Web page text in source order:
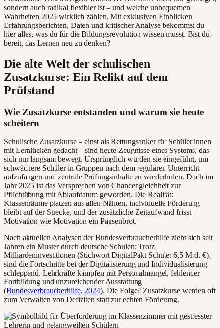
sondern auch radikal flexibler ist – und welche unbequemen
Wahrheiten 2025 wirklich zählen. Mit exklusiven Einblicken,
Erfahrungsberichten, Daten und kritischer Analyse bekommst du
hier alles, was du für die Bildungsrevolution wissen musst. Bist du
bereit, das Lernen neu zu denken?
Die alte Welt der schulischen
Zusatzkurse: Ein Relikt auf dem
Prüfstand
Wie Zusatzkurse entstanden und warum sie heute
scheitern
Schulische Zusatzkurse – einst als Rettungsanker für Schüler:innen
mit Lernlücken gedacht – sind heute Zeugnisse eines Systems, das
sich nur langsam bewegt. Ursprünglich wurden sie eingeführt, um
schwächere Schüler in Gruppen nach dem regulären Unterricht
aufzufangen und zentrale Prüfungsinhalte zu wiederholen. Doch im
Jahr 2025 ist das Versprechen von Chancengleichheit zur
Pflichtübung mit Ablaufdatum geworden. Die Realität:
Klassenräume platzen aus allen Nähten, individuelle Förderung
bleibt auf der Strecke, und der zusätzliche Zeitaufwand frisst
Motivation wie Motivation ein Pausenbrot.
Nach aktuellen Analysen der Bundesverbraucherhilfe zieht sich seit
Jahren ein Muster durch deutsche Schulen: Trotz
Milliardeninvestitionen (Stichwort DigitalPakt Schule: 6,5 Mrd. €),
sind die Fortschritte bei der Digitalisierung und Individualisierung
schleppend. Lehrkräfte kämpfen mit Personalmangel, fehlender
Fortbildung und unzureichender Ausstattung
(Bundesverbraucherhilfe, 2024). Die Folge? Zusatzkurse werden oft
zum Verwalten von Defiziten statt zur echten Förderung.